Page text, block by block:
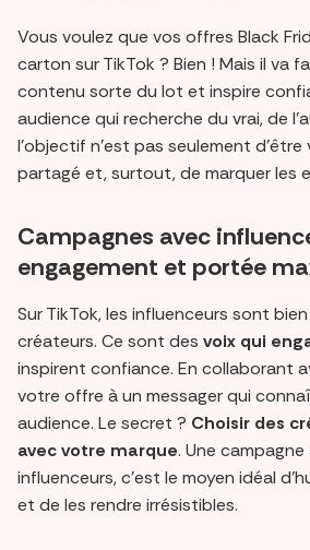
Vous voulez que vos offres Black
carton sur TikTok ? Bien ! Mais il va
contenu sorte du lot et inspire
audience qui recherche du vrai, de
l’objectif n’est pas seulement d’être
partagé et, surtout, de marquer les
Campagnes avec
engagement et portée
Sur TikTok, les influenceurs sont
créateurs. Ce sont des voix qui
inspirent confiance. En collaborant
votre offre à un messager qui
audience. Le secret ? Choisir des
avec votre marque. Une
influenceurs, c’est le moyen idéal
et de les rendre irrésistibles.